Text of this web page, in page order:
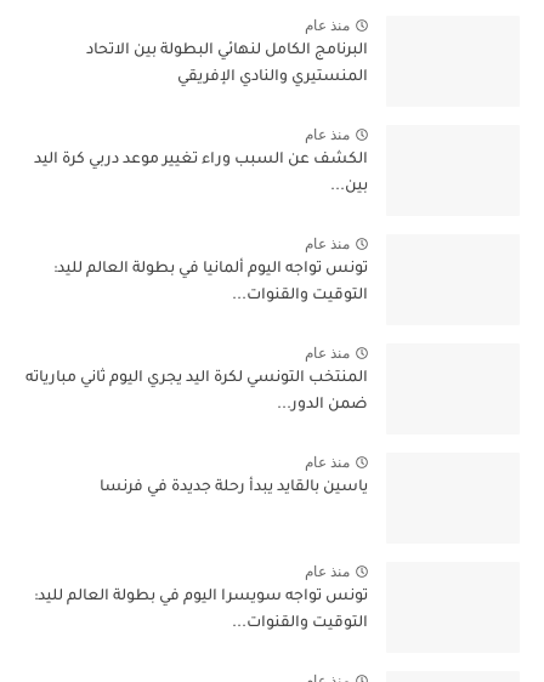
منذ عام
البرنامج الكامل لنهائي البطولة بين الاتحاد
المنستيري والنادي الإفريقي
منذ عام
الكشف عن السبب وراء تغيير موعد دربي كرة اليد
بين...
منذ عام
تونس تواجه اليوم ألمانيا في بطولة العالم لليد:
التوقيت والقنوات...
منذ عام
المنتخب التونسي لكرة اليد يجري اليوم ثاني مبارياته
ضمن الدور...
منذ عام
ياسين بالقايد يبدأ رحلة جديدة في فرنسا
منذ عام
تونس تواجه سويسرا اليوم في بطولة العالم لليد:
التوقيت والقنوات...